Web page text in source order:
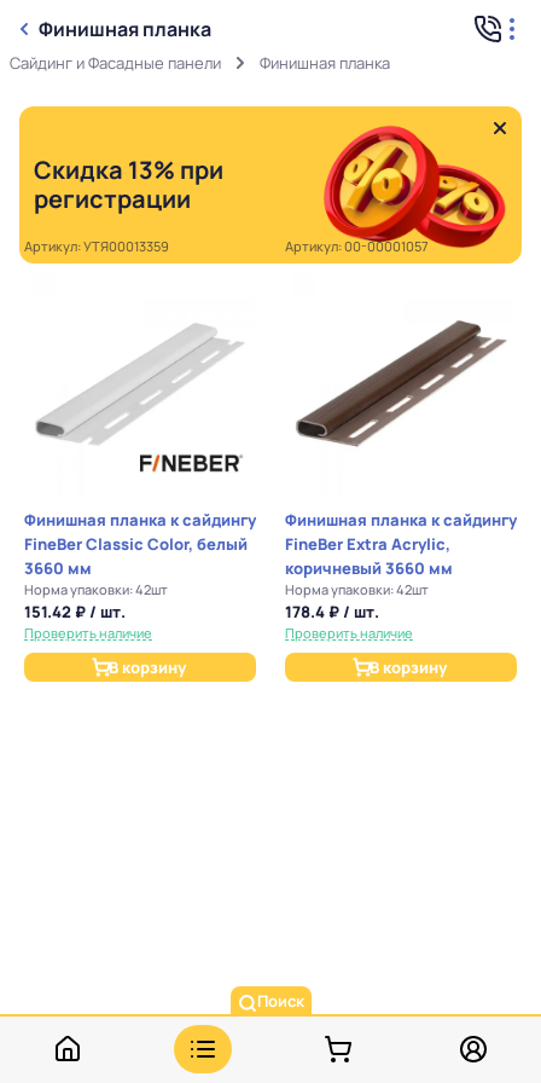
Финишная планка
Сайдинг и Фасадные панели Финишная планка
Скидка 13% при
регистрации
Артикул: УТЯ00013359
Финишная планка к сайдингу
FineBer Classic Color, белый
3660 мм
Норма упаковки: 42шт
151.42 ₽ / шт.
Проверить наличие
В корзину
Артикул: 00-00001057
Финишная планка к сайдингу
FineBer Extra Acrylic,
коричневый 3660 мм
Норма упаковки: 42шт
178.4 ₽ / шт.
Проверить наличие
В корзину
Поиск